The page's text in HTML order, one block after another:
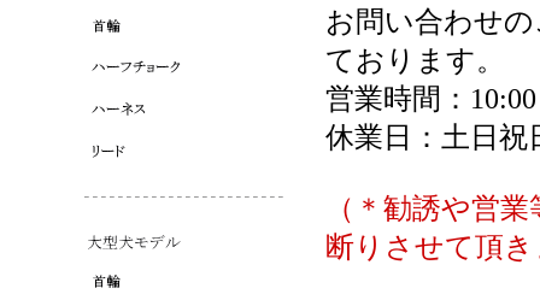
お問い合わせ
ております。
営業時間：
休業日：土日祝
（＊勧誘や営
断りさせて頂